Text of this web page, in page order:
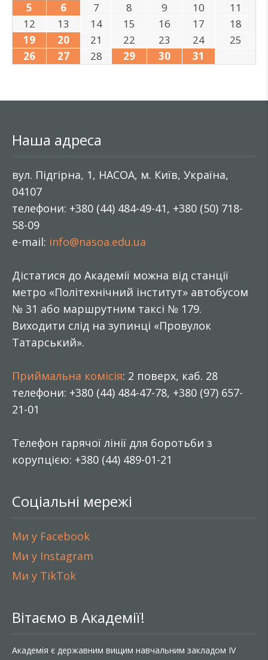
5
6 7 8 9 10
11
12
13 14 15 16 17
18
19
20 21 22 23 24
25
26
27 28 29 30 31
Наша адреса
вул. Підгірна, 1, НАСОА, м. Київ, Україна,
04107
телефони: +380 (44) 484-49-41, +380 (50) 718-
58-09
e-mail: info@nasoa.edu.ua
Дістатися до Академії можна від станції
метро «Політехнічний інститут» автобусом
№ 31 або маршрутним таксі № 179.
Виходити слід на зупинці «Провулок
Татарський».
Приймальна комісія: 2 поверх, каб. 28
телефони: +380 (44) 484-47-78, +380 (97) 657-
21-01
Телефон гарячої лінії для боротьби з
корупцією: +380 (44) 489-01-21
Соціальні мережі
Ми у Facebook
Ми у Instagram
Ми у TikTok
Вітаємо в Академії!
Академія є державним вищим навчальним закладом IV